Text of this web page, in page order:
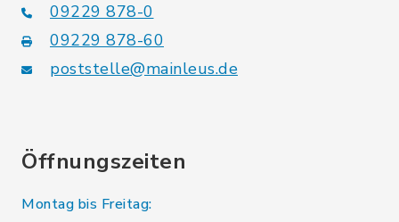
09229 878-0
09229 878-60
poststelle@mainleus.de
Öffnungszeiten
Montag bis Freitag: